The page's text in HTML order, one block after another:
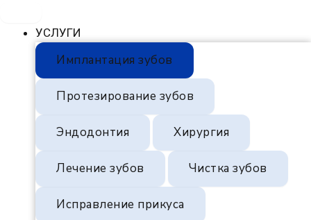
УСЛУГИ
Имплантация зубов
Протезирование зубов
Эндодонтия Хирургия
Лечение зубов Чистка зубов
Исправление прикуса